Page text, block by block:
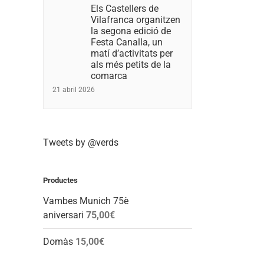
Els Castellers de
Vilafranca organitzen
la segona edició de
Festa Canalla, un
matí d’activitats per
als més petits de la
comarca
21 abril 2026
Tweets by @verds
Productes
Vambes Munich 75è
aniversari 75,00€
Domàs 15,00€